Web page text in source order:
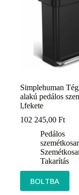
Simplehuman
alakú pedálos
l,fekete
102 245,00 Ft
Pedálos
Takarítás
BOLTBA